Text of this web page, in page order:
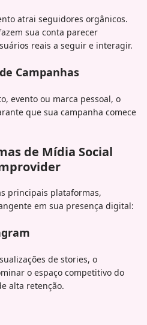
atrai seguidores orgânicos.
sua conta parecer
reais a seguir e interagir.
Campanhas
evento ou marca pessoal, o
que sua campanha comece
de Mídia Social
principais plataformas,
em sua presença digital:
de stories, o
o espaço competitivo do
alta retenção.